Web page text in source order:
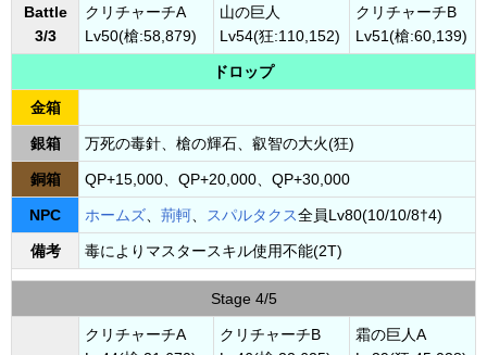
Battle
3/3
クリチャーチA
Lv50(槍:58,879)
山の巨人
Lv54(狂:110,152)
クリチャーチB
Lv51(槍:60,139)
ドロップ
金箱
銀箱 万死の毒針、槍の輝石、叡智の大火(狂)
銅箱 QP+15,000、QP+20,000、QP+30,000
NPC ホームズ 荊軻 スパルタクス全員Lv80(10/10/8†4)
備考 毒によりマスタースキル使用不能(2T)
Stage 4/5
クリチャーチA
クリチャーチB
霜の巨人A